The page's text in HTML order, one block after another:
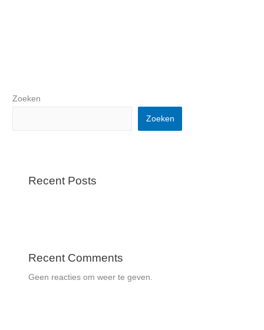
Zoeken
Zoeken
Recent Posts
Recent Comments
Geen reacties om weer te geven.